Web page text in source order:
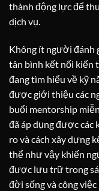
thành động lực để
dịch vụ.
Không ít người đánh
tân bình kết nối kiến
đang tìm hiểu về kỹ
được giới thiệu các
buổi mentorship
đã áp dụng được
ro và cách xây dựng
thể như vậy khiến
được lưu trữ trong
đời sống và công việc